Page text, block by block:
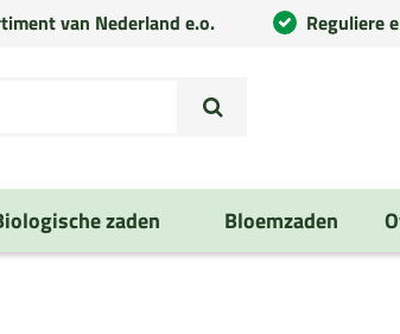
van Nederland e.o. Reguliere
zaden Bloemzaden